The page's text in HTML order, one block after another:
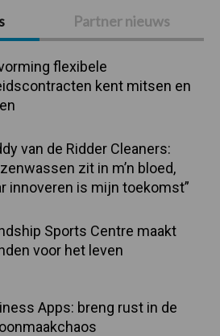
Partner nieuws
flexibele
kent mitsen en
van de Ridder Cleaners:
zit in m’n bloed,
innoveren is mijn toekomst”
Sports Centre maakt
voor het leven
Apps: breng rust in de